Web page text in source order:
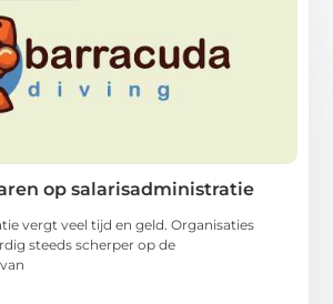
op salarisadministratie
vergt veel tijd en geld. Organisaties
steeds scherper op de